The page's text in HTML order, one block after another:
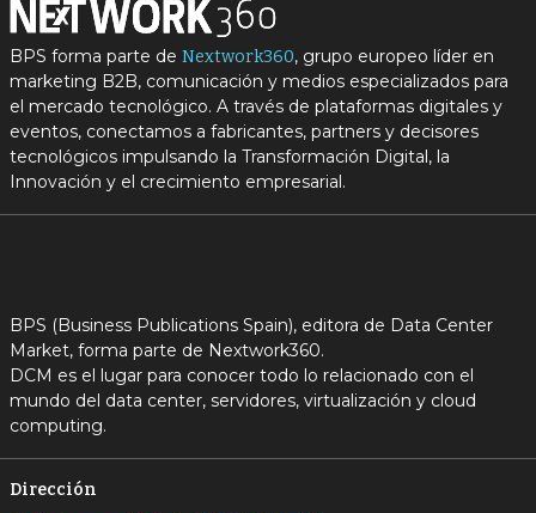
BPS forma parte de Nextwork360, grupo europeo líder en
marketing B2B, comunicación y medios especializados para
el mercado tecnológico. A través de plataformas digitales y
eventos, conectamos a fabricantes, partners y decisores
tecnológicos impulsando la Transformación Digital, la
Innovación y el crecimiento empresarial.
BPS (Business Publications Spain), editora de Data Center
Market, forma parte de Nextwork360.
DCM es el lugar para conocer todo lo relacionado con el
mundo del data center, servidores, virtualización y cloud
computing.
Dirección